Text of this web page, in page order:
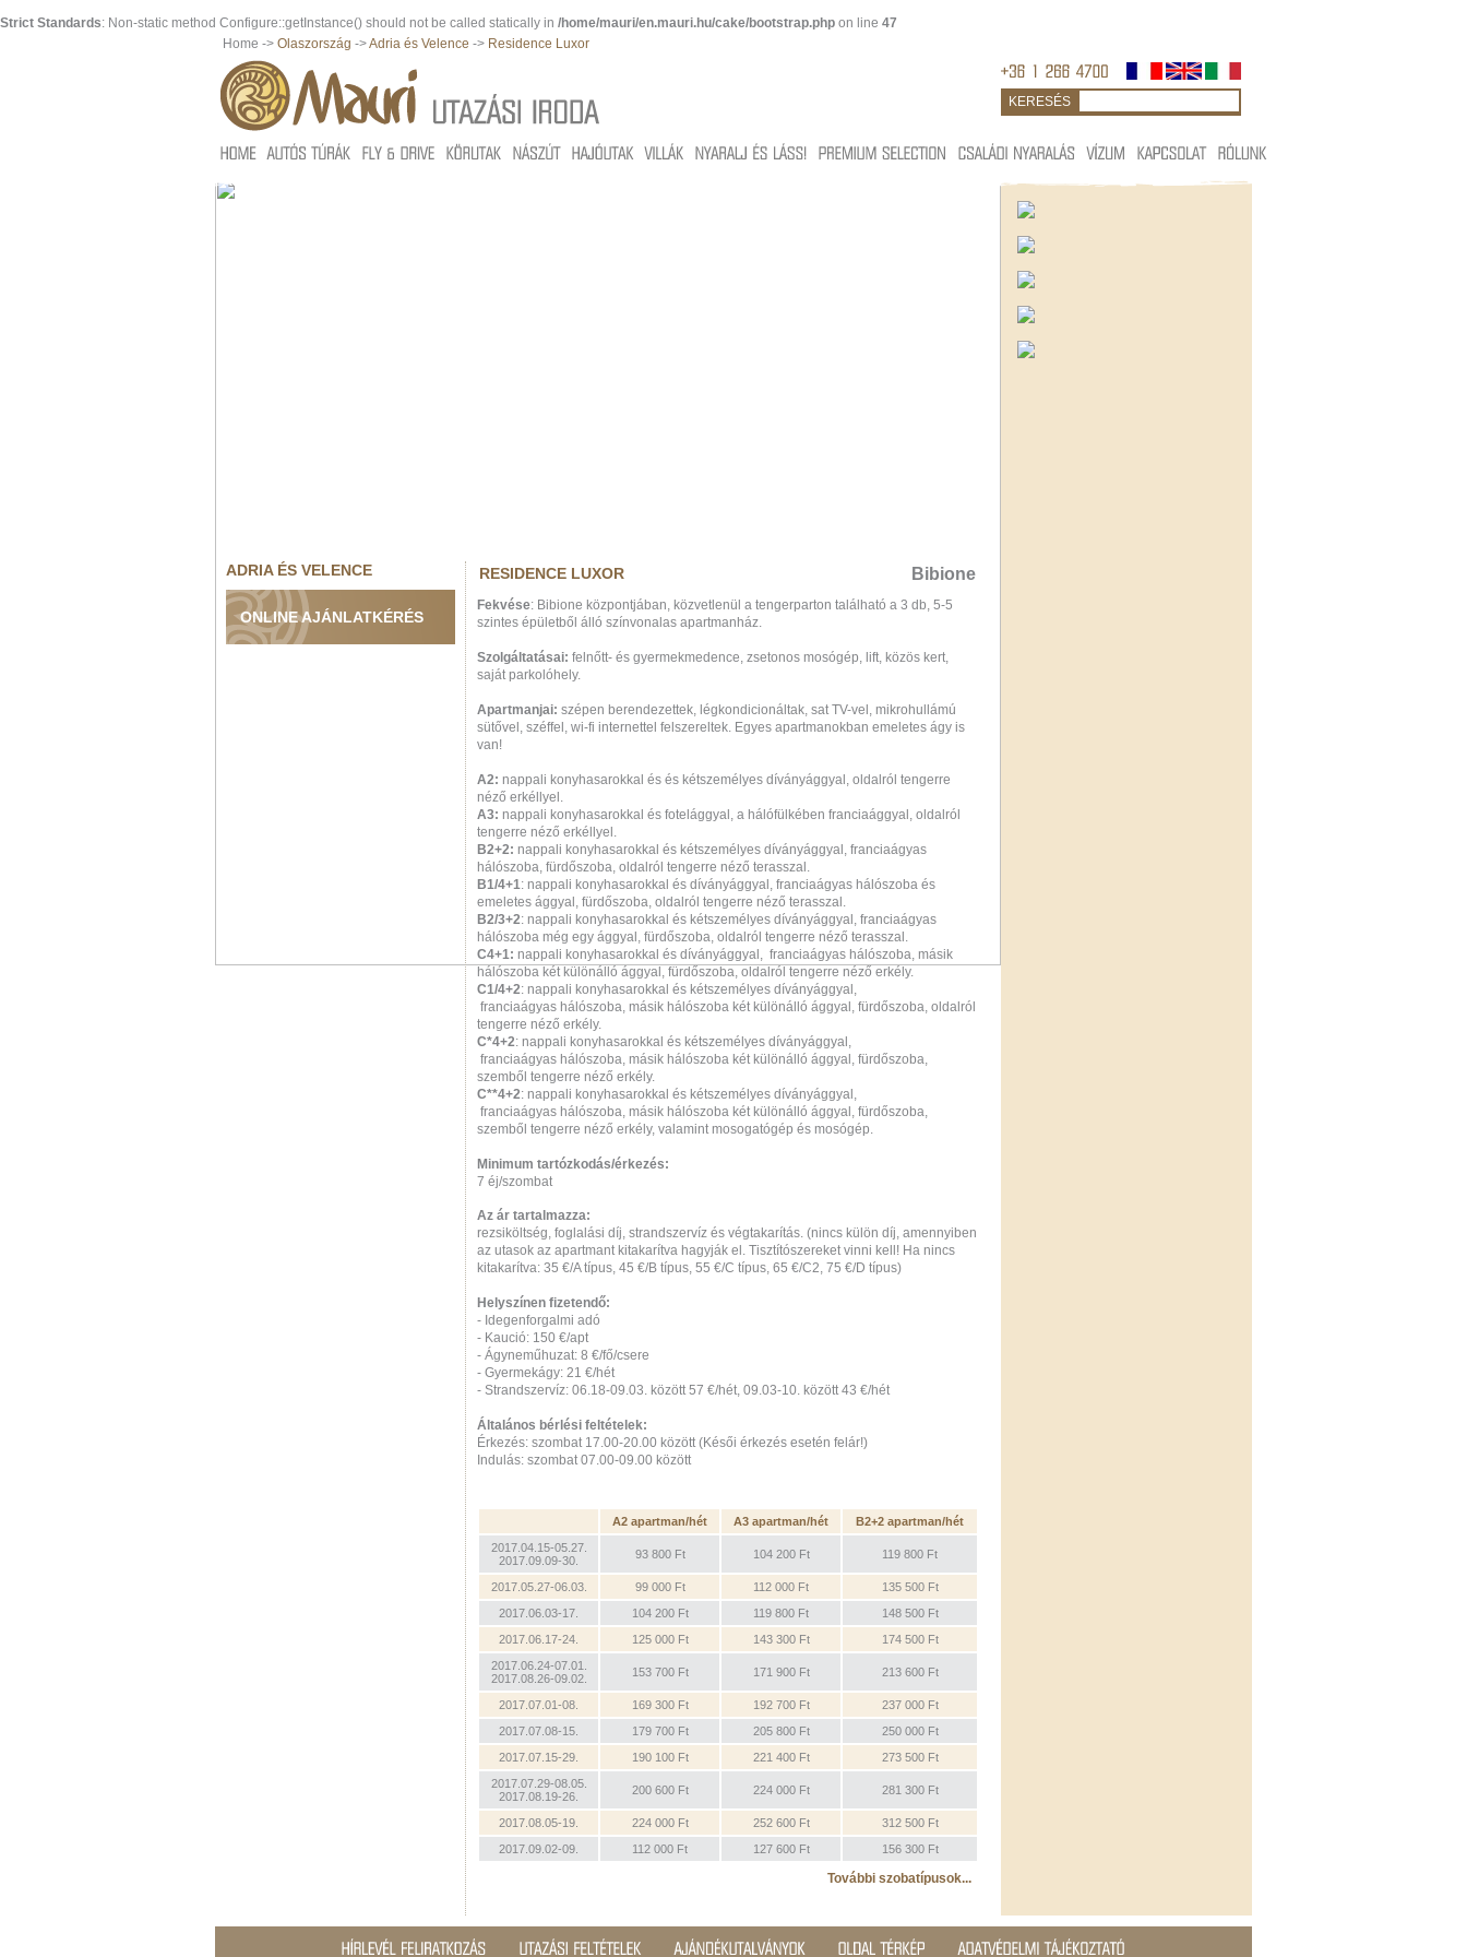
Strict Standards: Non-static method Configure::getInstance() should not be called statically in /home/mauri/en.mauri.hu/cake/bootstrap.php on line 47
Home -> Olaszország ->Adria és Velence -> Residence Luxor
KERESÉS
ADRIA ÉS VELENCE
ONLINE AJÁNLATKÉRÉS
RESIDENCE LUXOR Bibione
Fekvése: Bibione központjában, közvetlenül a tengerparton található a 3 db, 5-5
szintes épületből álló színvonalas apartmanház.
Szolgáltatásai: felnőtt- és gyermekmedence, zsetonos mosógép, lift, közös kert,
saját parkolóhely.
Apartmanjai: szépen berendezettek, légkondicionáltak, sat TV-vel, mikrohullámú
sütővel, széffel, wi-fi internettel felszereltek. Egyes apartmanokban emeletes ágy is
van!
A2: nappali konyhasarokkal és és kétszemélyes díványággyal, oldalról tengerre
néző erkéllyel.
A3: nappali konyhasarokkal és fotelággyal, a hálófülkében franciaággyal, oldalról
tengerre néző erkéllyel.
B2+2: nappali konyhasarokkal és kétszemélyes díványággyal, franciaágyas
hálószoba, fürdőszoba, oldalról tengerre néző terasszal.
B1/4+1: nappali konyhasarokkal és díványággyal, franciaágyas hálószoba és
emeletes ággyal, fürdőszoba, oldalról tengerre néző terasszal.
B2/3+2: nappali konyhasarokkal és kétszemélyes díványággyal, franciaágyas
hálószoba még egy ággyal, fürdőszoba, oldalról tengerre néző terasszal.
C4+1: nappali konyhasarokkal és díványággyal, franciaágyas hálószoba, másik
hálószoba két különálló ággyal, fürdőszoba, oldalról tengerre néző erkély.
C1/4+2: nappali konyhasarokkal és kétszemélyes díványággyal,
franciaágyas hálószoba, másik hálószoba két különálló ággyal, fürdőszoba, oldalról
tengerre néző erkély.
C*4+2: nappali konyhasarokkal és kétszemélyes díványággyal,
franciaágyas hálószoba, másik hálószoba két különálló ággyal, fürdőszoba,
szemből tengerre néző erkély.
C**4+2: nappali konyhasarokkal és kétszemélyes díványággyal,
franciaágyas hálószoba, másik hálószoba két különálló ággyal, fürdőszoba,
szemből tengerre néző erkély, valamint mosogatógép és mosógép.
Minimum tartózkodás/érkezés:
7 éj/szombat
Az ár tartalmazza:
rezsiköltség, foglalási díj, strandszervíz és végtakarítás. (nincs külön díj, amennyiben
az utasok az apartmant kitakarítva hagyják el. Tisztítószereket vinni kell! Ha nincs
kitakarítva: 35 €/A típus, 45 €/B típus, 55 €/C típus, 65 €/C2, 75 €/D típus)
Helyszínen fizetendő:
- Idegenforgalmi adó
- Kaució: 150 €/apt
- Ágyneműhuzat: 8 €/fő/csere
- Gyermekágy: 21 €/hét
- Strandszervíz: 06.18-09.03. között 57 €/hét, 09.03-10. között 43 €/hét
Általános bérlési feltételek:
Érkezés: szombat 17.00-20.00 között (Késői érkezés esetén felár!)
Indulás: szombat 07.00-09.00 között
A2 apartman/hét A3 apartman/hét
B2+2 apartman/hét
2017.04.15-05.27.
2017.09.09-30.
93 800 Ft 104 200 Ft 119 800 Ft
2017.05.27-06.03. 99 000 Ft 112 000 Ft
135 500 Ft
2017.06.03-17.
104 200 Ft 119 800 Ft
148 500 Ft
2017.06.17-24.
125 000 Ft 143 300 Ft
174 500 Ft
2017.06.24-07.01.
2017.08.26-09.02.
153 700 Ft 171 900 Ft 213 600 Ft
2017.07.01-08. 169 300 Ft 192 700 Ft
237 000 Ft
2017.07.08-15.
179 700 Ft 205 800 Ft
250 000 Ft
2017.07.15-29.
190 100 Ft 221 400 Ft
273 500 Ft
2017.07.29-08.05.
2017.08.19-26.
200 600 Ft 224 000 Ft 281 300 Ft
2017.08.05-19. 224 000 Ft 252 600 Ft
312 500 Ft
2017.09.02-09.
112 000 Ft 127 600 Ft 156 300 Ft
További szobatípusok...